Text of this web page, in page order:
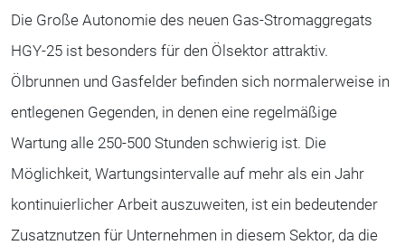
Die Große Autonomie des neuen Gas-Stromaggregats
HGY-25 ist besonders für den Ölsektor attraktiv.
Ölbrunnen und Gasfelder befinden sich normalerweise in
entlegenen Gegenden, in denen eine regelmäßige
Wartung alle 250-500 Stunden schwierig ist. Die
Möglichkeit, Wartungsintervalle auf mehr als ein Jahr
kontinuierlicher Arbeit auszuweiten, ist ein bedeutender
Zusatznutzen für Unternehmen in diesem Sektor, da die